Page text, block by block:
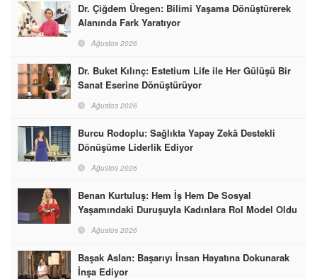
Dr. Çiğdem Üregen: Bilimi Yaşama Dönüştürerek
Alanında Fark Yaratıyor
Ağustos 2026
Dr. Buket Kılınç: Estetium Life ile Her Gülüşü Bir
Sanat Eserine Dönüştürüyor
Ağustos 2026
Burcu Rodoplu: Sağlıkta Yapay Zekâ Destekli
Dönüşüme Liderlik Ediyor
Ağustos 2026
Benan Kurtuluş: Hem İş Hem De Sosyal
Yaşamındaki Duruşuyla Kadınlara Rol Model Oldu
Ağustos 2026
Başak Aslan: Başarıyı İnsan Hayatına Dokunarak
İnşa Ediyor